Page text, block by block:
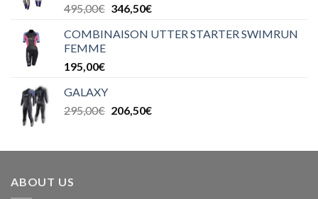
495,00€ 346,50€
COMBINAISON UTTER STARTER SWIMRUN
FEMME
195,00€
GALAXY
295,00€ 206,50€
ABOUT US